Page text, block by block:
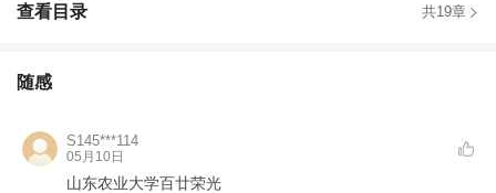
查看目录 共19章
随感
S145***114
05月10日
山东农业大学百廿荣光